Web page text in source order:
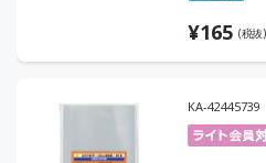
¥165 (税抜)
KA-42445739